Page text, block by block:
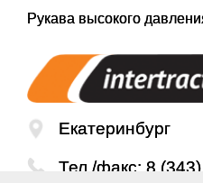
Рукава высокого
Екатеринбург
Тел./факс: 8